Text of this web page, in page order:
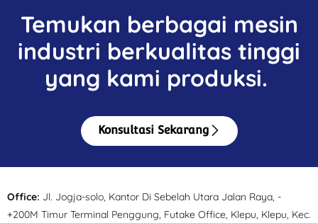
Temukan berbagai mesin
industri berkualitas tinggi
yang kami produksi.
Konsultasi Sekarang
Office: Jl. Jogja-solo, Kantor Di Sebelah Utara Jalan Raya, -
+200M Timur Terminal Penggung, Futake Office, Klepu, Klepu, Kec.